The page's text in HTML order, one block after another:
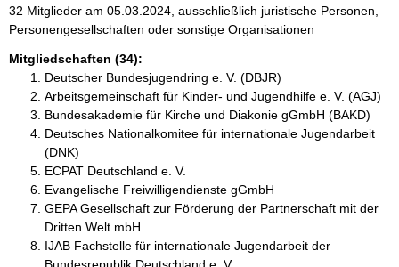
32 Mitglieder am 05.03.2024, ausschließlich juristische Personen,
Personengesellschaften oder sonstige Organisationen
Mitgliedschaften (34):
Deutscher Bundesjugendring e. V. (DBJR)
Arbeitsgemeinschaft für Kinder- und Jugendhilfe e. V. (AGJ)
Bundesakademie für Kirche und Diakonie gGmbH (BAKD)
Deutsches Nationalkomitee für internationale Jugendarbeit
(DNK)
ECPAT Deutschland e. V.
Evangelische Freiwilligendienste gGmbH
GEPA Gesellschaft zur Förderung der Partnerschaft mit der
Dritten Welt mbH
IJAB Fachstelle für internationale Jugendarbeit der